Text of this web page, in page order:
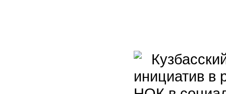
инициатив в